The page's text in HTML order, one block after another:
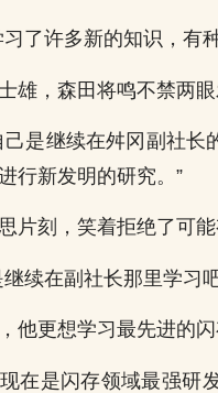
习了许多新的知识，有
雄，森田将鸣不禁两
己是继续在舛冈副社
行新发明的研究。”
片刻，笑着拒绝了可能
继续在副社长那里学习
他更想学习最先进的闪
在是闪存领域最强研